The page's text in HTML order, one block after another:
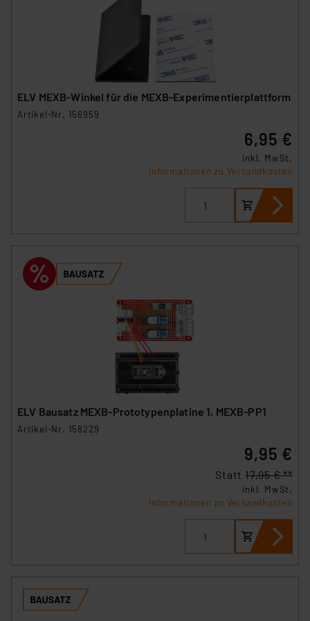
unberührt. Ihre Browser-Einstellungen können dazu
führen, dass die Einstellungen nicht längerfristig
gespeichert werden und dieses Banner erneut
angezeigt wird.
Daten in den USA. Ihre Einwilligung zur Einbindung von
die Verarbeitung Ihrer Daten in den USA gemäß Art. 49
(1) lit. a DSGVO. Nähere Infos zu diesen Drittanbietern
und zu der jeweiligen Datenübermittlung erhalten Sie in
der Datenschutzerklärung. Für die USA besteht kein
Angemessenheitsbeschluss der EU. Dies bedeutet,
besteht etwa das Risiko, dass US-Behörden
personenbezogene Daten in
Überwachungsprogrammen verarbeiten, ohne dass
hiergegen Klagemöglichkeiten für Europäer bestehen.
Unsere Kooperation mit diesen Dienstleistern stützt
sich auf die Standarddatenschutzklauseln der
Europäischen Kommission sowie einer eigenen
Beurteilung der mit der Datenübermittlung,
insbesondere der Art der übermittelten Daten,
verbundenen Risiken.“
ELV MEXB-Winkel für die MEXB-Experimentierplattform
Artikel-Nr. 156959
6,95 €
inkl. MwSt.
Informationen zu Versandkosten
ELV Bausatz MEXB-Prototypenplatine 1, MEXB-PP1
Artikel-Nr. 158229
9,95 €
Statt 17,95 € **
inkl. MwSt.
Informationen zu Versandkosten